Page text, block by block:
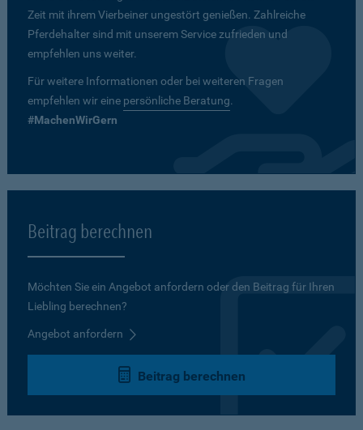
Zeit mit ihrem Vierbeiner ungestört genießen. Zahlreiche
Pferdehalter sind mit unserem Service zufrieden und
empfehlen uns weiter.
Für weitere Informationen oder bei weiteren Fragen
empfehlen wir eine persönliche Beratung.
#MachenWirGern
Beitrag berechnen
Möchten Sie ein Angebot anfordern oder den Beitrag für Ihren
Liebling berechnen?
Angebot anfordern
Beitrag berechnen